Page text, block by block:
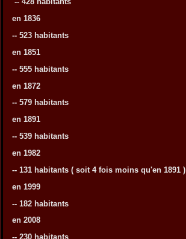
en 1836
-- 523 habitants
en 1851
-- 555 habitants
en 1872
-- 579 habitants
en 1891
-- 539 habitants
en 1982
-- 131 habitants ( soit 4 fois moins qu'en 1891 )
en 1999
-- 182 habitants
en 2008
-- 230 habitants